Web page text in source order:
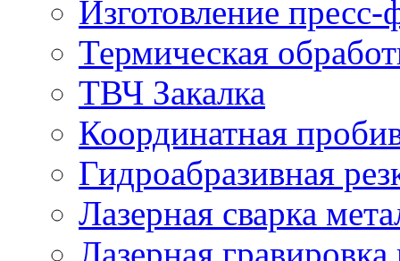
Изготовление
Термическая
ТВЧ Закалка
Координатная
Гидроабразивная
Лазерная сварка